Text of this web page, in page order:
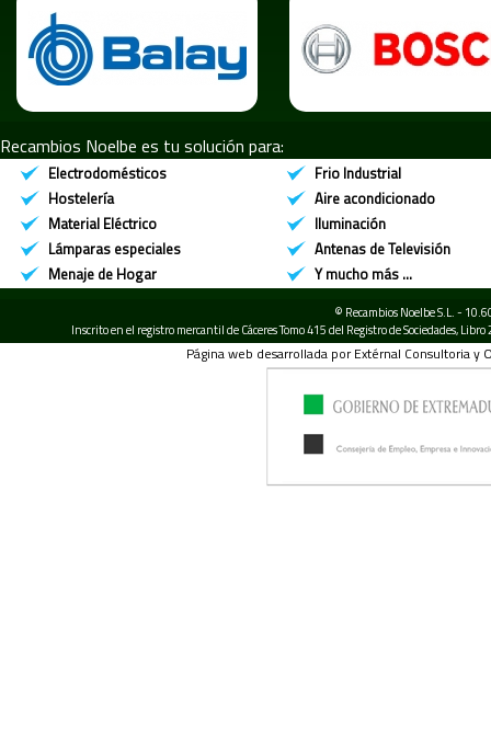
Recambios Noelbe es tu solución para:
Electrodomésticos
Frio Industrial
Hostelería
Aire acondicionado
Material Eléctrico
Iluminación
Lámparas especiales
Antenas de Televisión
Menaje de Hogar
Y mucho más ...
© Recambios Noelbe S.L. -
Inscrito en el registro mercantil de Cáceres Tomo 415 del Registro de Sociedades,
Página web desarrollada por Extérnal Consultoria y